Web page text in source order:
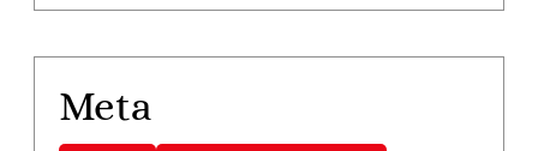
Meta